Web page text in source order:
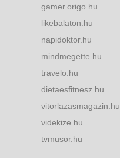
gamer.origo.hu
likebalaton.hu
napidoktor.hu
mindmegette.hu
travelo.hu
dietaesfitnesz.hu
vitorlazasmagazin.hu
videkize.hu
tvmusor.hu